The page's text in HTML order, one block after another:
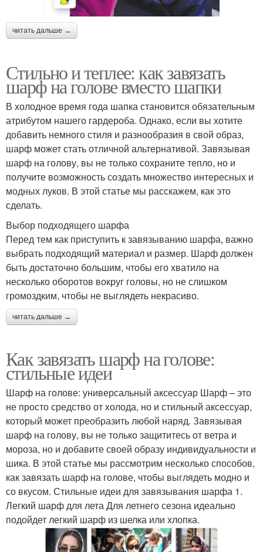
читать дальше →
Стильно и теплее: как завязать
шарф на голове вместо шапки
В холодное время года шапка становится обязательным
атрибутом нашего гардероба. Однако, если вы хотите
добавить немного стиля и разнообразия в свой образ,
шарф может стать отличной альтернативой. Завязывая
шарф на голову, вы не только сохраните тепло, но и
получите возможность создать множество интересных и
модных луков. В этой статье мы расскажем, как это
сделать.
Выбор подходящего шарфа
Перед тем как приступить к завязыванию шарфа, важно
выбрать подходящий материал и размер. Шарф должен
быть достаточно большим, чтобы его хватило на
несколько оборотов вокруг головы, но не слишком
громоздким, чтобы не выглядеть некрасиво.
читать дальше →
Как завязать шарф на голове:
стильные идеи
Шарф на голове: универсальный аксессуар Шарф – это
не просто средство от холода, но и стильный аксессуар,
который может преобразить любой наряд. Завязывая
шарф на голову, вы не только защититесь от ветра и
мороза, но и добавите своей образу индивидуальности и
шика. В этой статье мы рассмотрим несколько способов,
как завязать шарф на голове, чтобы выглядеть модно и
со вкусом. Стильные идеи для завязывания шарфа 1.
Легкий шарф для лета Для летнего сезона идеально
подойдет легкий шарф из шелка или хлопка.